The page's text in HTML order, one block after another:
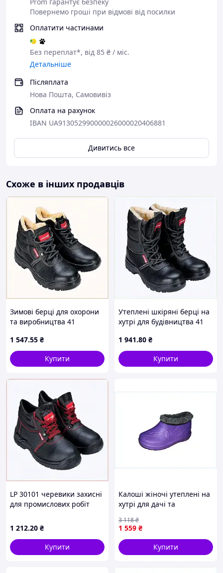
Повернемо гроші при відмові від посилки
Оплатити частинами
Без переплат*, від 85 ₴ / міс.
Детальніше
Післяплата
Нова Пошта, Самовивіз
Оплата на рахунок
IBAN UA913052990000026000020406881
Дивитись все
Схоже в інших продавців
Зимові берці для охорони
та виробництва 41
1 547.55 ₴
Купити
Утеплені шкіряні берці на
хутрі для будівництва 41
1 941.80 ₴
Купити
LP 30101 черевики захисні
для промислових робіт
1 212.20 ₴
Купити
Калоші жіночі утеплені на
хутрі для дачі та
водонепроникні бузкові
1 559 ₴
3 118₴
Купити